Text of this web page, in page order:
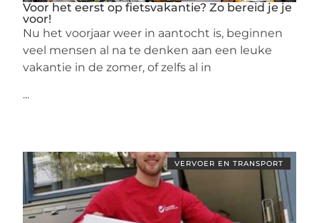
Voor het eerst op fietsvakantie? Zo bereid je je
voor!
Nu het voorjaar weer in aantocht is, beginnen
veel mensen al na te denken aan een leuke
vakantie in de zomer, of zelfs al in
...
VERVOER EN TRANSPORT